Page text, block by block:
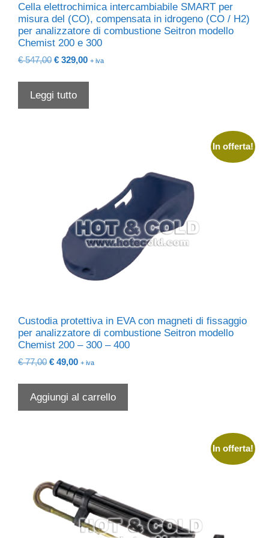
Cella elettrochimica intercambiabile SMART per
misura del (CO), compensata in idrogeno (CO / H2)
per analizzatore di combustione Seitron modello
Chemist 200 e 300
€547,00 Il
originale
era:
€ 547,00.
€ 329,00Il
attuale
€ 329,00.
+ iva
Leggi tutto
In offerta!
Custodia protettiva in EVA con magneti di fissaggio
per analizzatore di combustione Seitron modello
Chemist 200 – 300 – 400
€77,00 Il
originale
era:
€ 77,00.
€ 49,00Il
attuale
è:
€ 49,00.
+ iva
Aggiungi al carrello
In offerta!